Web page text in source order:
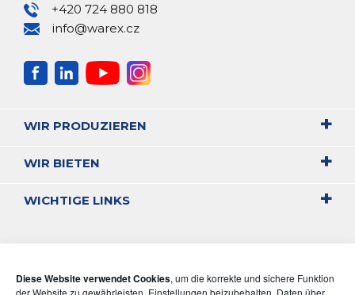
Diese Website verwendet Cookies, um die korrekte und sichere Funktion
der Website zu gewährleisten, Einstellungen beizubehalten, Daten über
+420 724 880 818
info@warex.cz
WIR PRODUZIEREN
WIR BIETEN
WICHTIGE LINKS